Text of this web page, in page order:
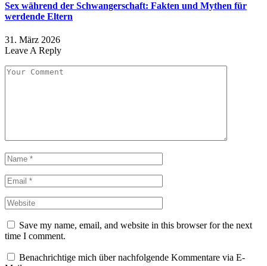
Sex während der Schwangerschaft: Fakten und Mythen für
werdende Eltern
31. März 2026
Leave A Reply
Save my name, email, and website in this browser for the next
time I comment.
Benachrichtige mich über nachfolgende Kommentare via E-